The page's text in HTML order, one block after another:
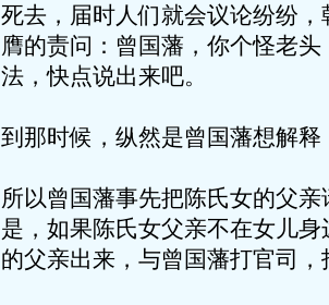
死去，届时人们就会议论纷纷
膺的责问：曾国藩，你个怪老
法，快点说出来吧。
到那时候，纵然是曾国藩想解释
所以曾国藩事先把陈氏女的父
是，如果陈氏女父亲不在女儿
的父亲出来，与曾国藩打官司，